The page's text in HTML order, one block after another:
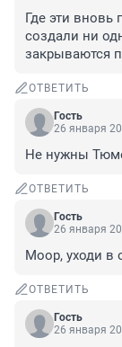
Где эти вновь
создали ни
закрываются
ОТВЕТИТЬ
Гость
26 января
Не нужны
ОТВЕТИТЬ
Гость
26 января
Моор, уходи в
ОТВЕТИТЬ
Гость
26 января